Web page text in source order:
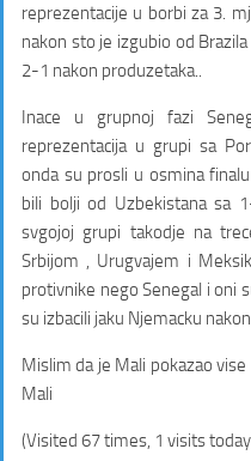
reprezentacije u borbi za 3.
nakon sto je izgubio od
2-1 nakon produzetaka..
Inace u grupnoj fazi
reprezentacija u grupi sa
onda su prosli u osmina
bili bolji od Uzbekistana sa
svgojoj grupi takodje na
Srbijom , Urugvajem i
protivnike nego Senegal i oni
su izbacili jaku Njemacku
Mislim da je Mali pokazao
Mali
(Visited 67 times, 1 visits